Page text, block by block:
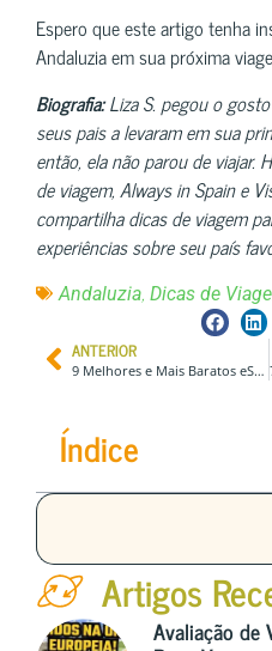
Espero que este artigo tenha
Andaluzia em sua próxima
Biografia:Liza S. pegou o
seus pais a levaram em sua
então, ela não parou de viajar.
de viagem, Always in Spain e
compartilha dicas de viagem
experiências sobre seu país
Andaluzia, Dicas de
ANTERIOR
9 Melhores e Mais Baratos eSIMs para Usar Internet nos EUA
Índice
Artigos
Avaliação de